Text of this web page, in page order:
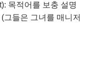
목적어를 보충 설명
그들은 그녀를 매니저